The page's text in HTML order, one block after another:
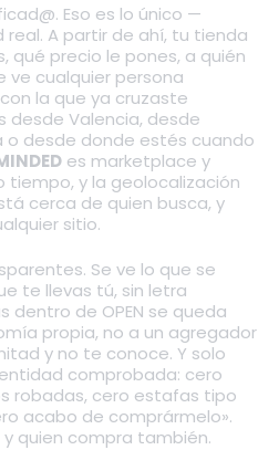
Eso es lo único —
A partir de ahí, tu tienda
qué precio le pones, a quién
ve cualquier persona
la que ya cruzaste
desde Valencia, desde
o desde donde estés cuando
es marketplace y
tiempo, y la geolocalización
cerca de quien busca, y
sitio.
Se ve lo que se
te llevas tú, sin letra
dentro de OPEN se queda
propia, no a un agregador
y no te conoce. Y solo
comprobada: cero
robadas, cero estafas tipo
acabo de comprármelo».
quien compra también.